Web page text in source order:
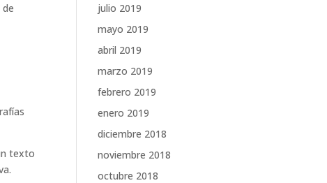
texto
julio 2019
mayo 2019
abril 2019
marzo 2019
febrero 2019
enero 2019
diciembre 2018
noviembre 2018
octubre 2018